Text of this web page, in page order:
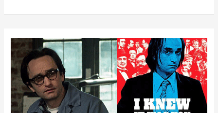
شبیه
یک
جور
مجلس
ترحیم